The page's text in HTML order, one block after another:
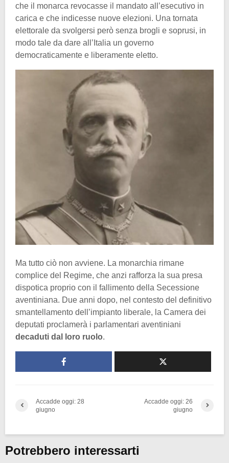
che il monarca revocasse il mandato all’esecutivo in
carica e che indicesse nuove elezioni. Una tornata
elettorale da svolgersi però senza brogli e soprusi, in
modo tale da dare all’Italia un governo
democraticamente e liberamente eletto.
Ma tutto ciò non avviene. La monarchia rimane
complice del Regime, che anzi rafforza la sua presa
dispotica proprio con il fallimento della Secessione
aventiniana. Due anni dopo, nel contesto del definitivo
smantellamento dell’impianto liberale, la Camera dei
deputati proclamerà i parlamentari aventiniani
decaduti dal loro ruolo.
Accadde oggi: 28
giugno
Accadde oggi: 26
giugno
Potrebbero interessarti